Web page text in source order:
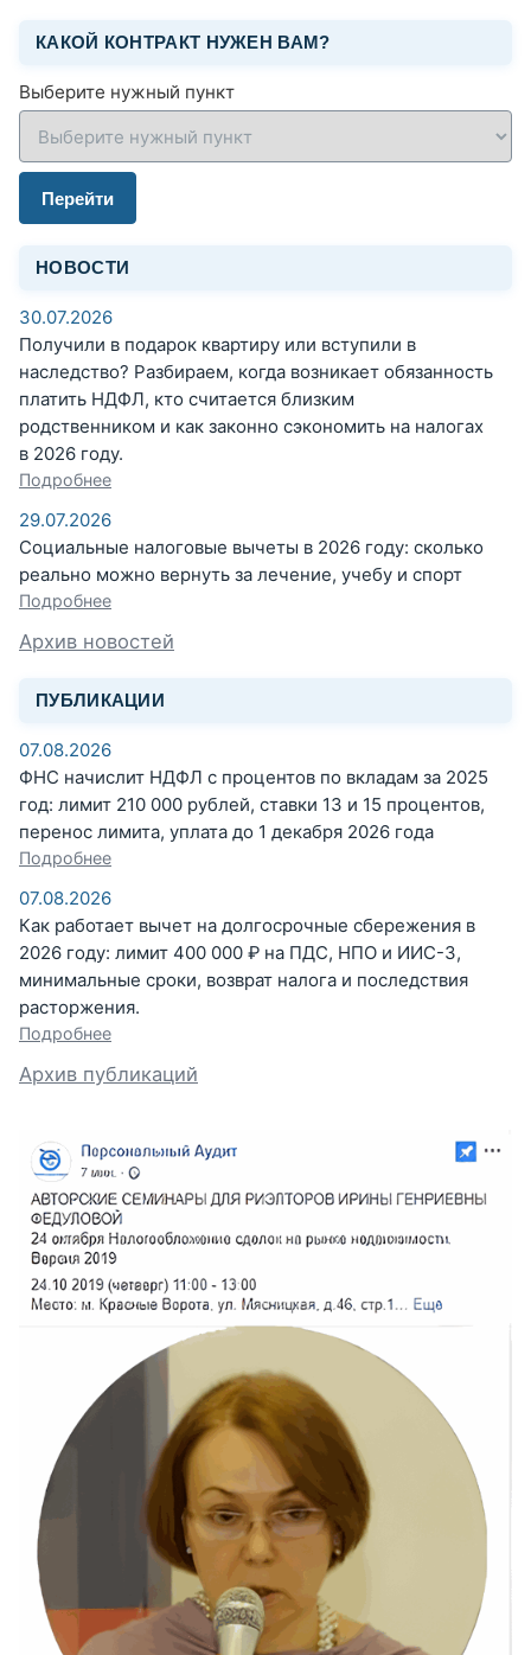
КАКОЙ КОНТРАКТ НУЖЕН ВАМ?
Выберите нужный пункт
Перейти
НОВОСТИ
30.07.2026
Получили в подарок квартиру или вступили в
наследство? Разбираем, когда возникает обязанность
платить НДФЛ, кто считается близким
родственником и как законно сэкономить на налогах
в 2026 году.
Подробнее
29.07.2026
Социальные налоговые вычеты в 2026 году: сколько
реально можно вернуть за лечение, учебу и спорт
Подробнее
Архив новостей
ПУБЛИКАЦИИ
07.08.2026
ФНС начислит НДФЛ с процентов по вкладам за 2025
год: лимит 210 000 рублей, ставки 13 и 15 процентов,
перенос лимита, уплата до 1 декабря 2026 года
Подробнее
07.08.2026
Как работает вычет на долгосрочные сбережения в
2026 году: лимит 400 000 ₽ на ПДС, НПО и ИИС-3,
минимальные сроки, возврат налога и последствия
расторжения.
Подробнее
Архив публикаций